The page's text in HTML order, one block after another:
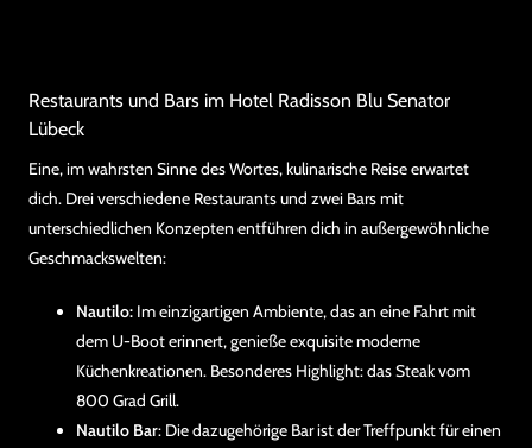
Restaurants und Bars im Hotel Radisson Blu Senator
Lübeck
Eine, im wahrsten Sinne des Wortes, kulinarische Reise erwartet
dich. Drei verschiedene Restaurants und zwei Bars mit
unterschiedlichen Konzepten entführen dich in außergewöhnliche
Geschmackswelten:
Nautilo: Im einzigartigen Ambiente, das an eine Fahrt mit
dem U-Boot erinnert, genieße exquisite moderne
Küchenkreationen. Besonderes Highlight: das Steak vom
800 Grad Grill.
Nautilo Bar: Die dazugehörige Bar ist der Treffpunkt für einen